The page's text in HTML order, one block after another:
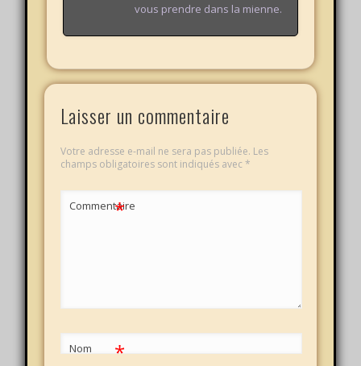
vous prendre dans la mienne.
Laisser un commentaire
Votre adresse e-mail ne sera pas publiée. Les
champs obligatoires sont indiqués avec*
Commentaire
*
Nom *